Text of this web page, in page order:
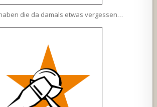
die da damals etwas vergessen…